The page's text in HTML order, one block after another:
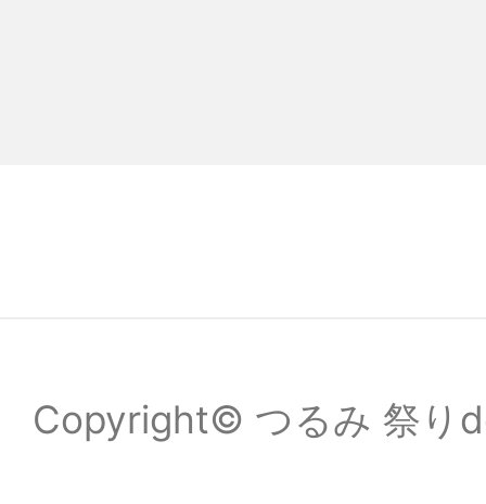
Copyright© つるみ 祭り